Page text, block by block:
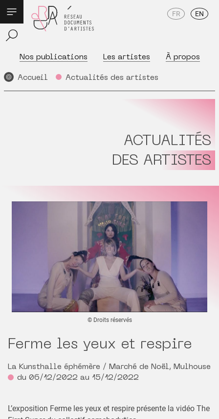
Nos publications Les artistes À propos
FR EN
Accueil Actualités des artistes
ACTUALITÉS
DES ARTISTES
© Droits réservés
Ferme les yeux et respire
La Kunsthalle éphémère / Marché de Noël, Mulhouse
du 06/12/2022 au 15/12/2022
L’exposition Ferme les yeux et respire présente la vidéo The